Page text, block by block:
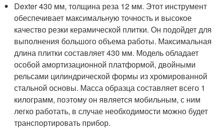
Dexter 430 мм, толщина реза 12 мм. Этот инструмент
обеспечивает максимальную точность и высокое
качество резки керамической плитки. Он подойдет для
выполнения большого объема работы. Максимальная
длина плитки составляет 430 мм. Модель обладает
особой амортизационной платформой, двойными
рельсами цилиндрической формы из хромированной
стальной основы. Масса образца составляет всего 1
килограмм, поэтому он является мобильным, с ним
легко работать, в случае необходимости можно будет
транспортировать прибор.